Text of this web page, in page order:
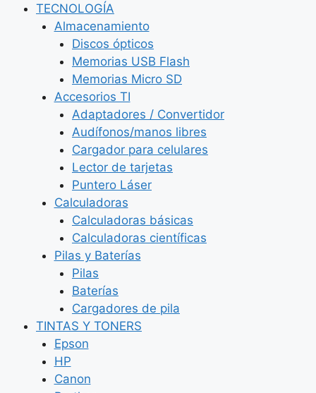
TECNOLOGÍA
Almacenamiento
Discos ópticos
Memorias USB Flash
Memorias Micro SD
Accesorios TI
Adaptadores / Convertidor
Audífonos/manos libres
Cargador para celulares
Lector de tarjetas
Puntero Láser
Calculadoras
Calculadoras básicas
Calculadoras científicas
Pilas y Baterías
Pilas
Baterías
Cargadores de pila
TINTAS Y TONERS
Epson
HP
Canon